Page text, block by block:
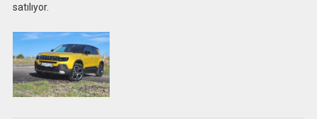
satılıyor.